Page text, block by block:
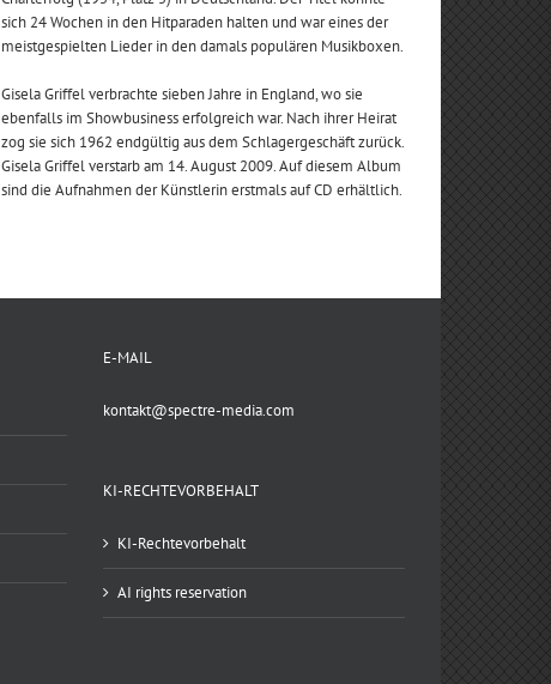
sich 24 Wochen in den Hitparaden halten und war eines der
meistgespielten Lieder in den damals populären Musikboxen.
Gisela Griffel verbrachte sieben Jahre in England, wo sie
ebenfalls im Showbusiness erfolgreich war. Nach ihrer Heirat
zog sie sich 1962 endgültig aus dem Schlagergeschäft zurück.
Gisela Griffel verstarb am 14. August 2009. Auf diesem Album
sind die Aufnahmen der Künstlerin erstmals auf CD erhältlich.
E-MAIL
kontakt@spectre-media.com
KI-RECHTEVORBEHALT
KI-Rechtevorbehalt
AI rights reservation